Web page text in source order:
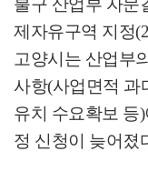
불구 산업부 자문
제자유구역 지정
고양시는 산업부
사항(사업면적 과
유치 수요확보 등)
정 신청이 늦어졌